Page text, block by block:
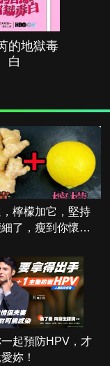
的地獄毒
白
檸檬加它，堅持
了，瘦到你懷疑
起預防HPV，才
妳！